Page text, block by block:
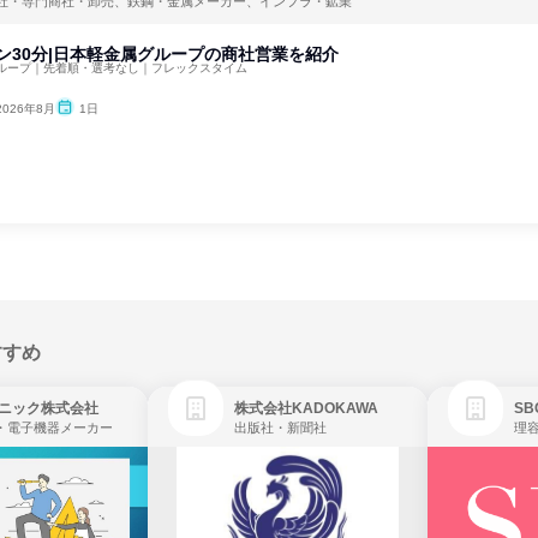
30分|日本軽金属グループの商社営業を紹介
ープ｜先着順・選考なし｜フレックスタイム
年8月 1日
め
ック株式会社
電子機器メーカー
株式会社KADOKAWA
出版社・新聞社